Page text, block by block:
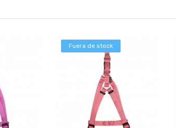
Fuera de stock